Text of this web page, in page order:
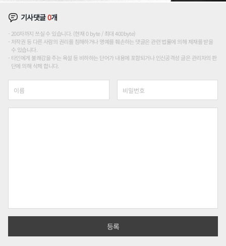
기사댓글0개
200자까지 쓰실 수 있습니다. (현재 0 byte / 최대 400byte)
저작권 등 다른 사람의 권리를 침해하거나 명예를 훼손하는 댓글은 관련 법률에 의해 제재를 받을
수 있습니다.
타인에게 불쾌감을 주는 욕설 등 비하하는 단어가 내용에 포함되거나 인신공격성 글은 관리자의 판
단에 의해 삭제 합니다.